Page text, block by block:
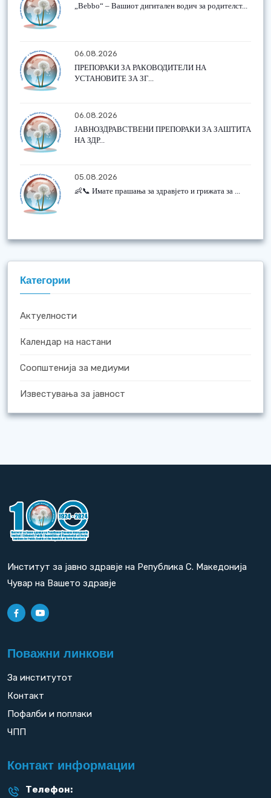
„Bebbo“ – Вашиот дигитален водич за родителст...
06.08.2026
ПРЕПОРАКИ ЗА РАКОВОДИТЕЛИ НА
УСТАНОВИТЕ ЗА ЗГ...
06.08.2026
ЈАВНОЗДРАВСТВЕНИ ПРЕПОРАКИ ЗА ЗАШТИТА
НА ЗДР...
05.08.2026
👶📞 Имате прашања за здравјето и грижата за ...
Категории
Актуелности
Календар на настани
Соопштенија за медиуми
Известувања за јавност
Институт за јавно здравје на Република С. Македонија
Чувар на Вашето здравје
Поважни линкови
За институтот
Контакт
Пофалби и поплаки
ЧПП
Контакт информации
Телефон: